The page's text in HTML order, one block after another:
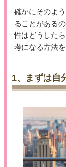
確かにそのよ
ることがある
性はどうした
考になる方法
1、まずは自